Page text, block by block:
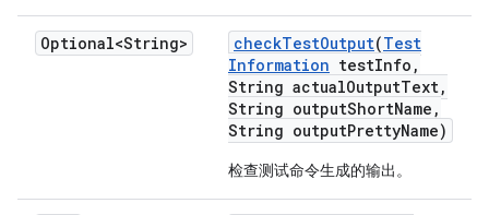
Optional<String> checkTestOutput(Test
Information testInfo ,
String actualOutputText,
String outputShortName ,
String outputPrettyName)
检查测试命令生成的输出。